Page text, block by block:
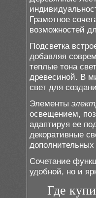
Грамотное
возможностей
Подсветка
добавляя
теплые тона
древесиной. В
свет для
Элементы
освещением,
адаптируя ее
декоративные
дополнительных
Сочетание
удобной, но и
Где